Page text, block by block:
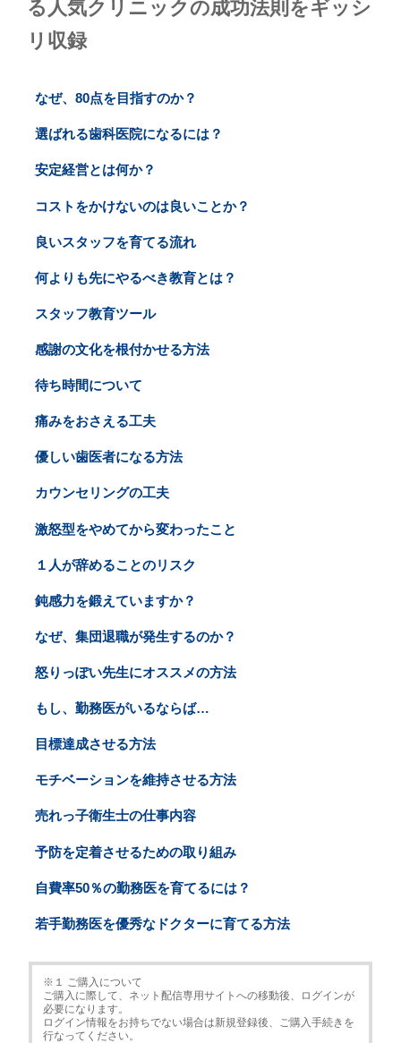
る人気クリニックの成功法則をギッシ
リ収録
なぜ、80点を目指すのか？
選ばれる歯科医院になるには？
安定経営とは何か？
コストをかけないのは良いことか？
良いスタッフを育てる流れ
何よりも先にやるべき教育とは？
スタッフ教育ツール
感謝の文化を根付かせる方法
待ち時間について
痛みをおさえる工夫
優しい歯医者になる方法
カウンセリングの工夫
激怒型をやめてから変わったこと
１人が辞めることのリスク
鈍感力を鍛えていますか？
なぜ、集団退職が発生するのか？
怒りっぽい先生にオススメの方法
もし、勤務医がいるならば…
目標達成させる方法
モチベーションを維持させる方法
売れっ子衛生士の仕事内容
予防を定着させるための取り組み
自費率50％の勤務医を育てるには？
若手勤務医を優秀なドクターに育てる方法
※１ ご購入について
ご購入に際して、ネット配信専用サイトへの移動後、ログインが
必要になります。
ログイン情報をお持ちでない場合は新規登録後、ご購入手続きを
行なってください。